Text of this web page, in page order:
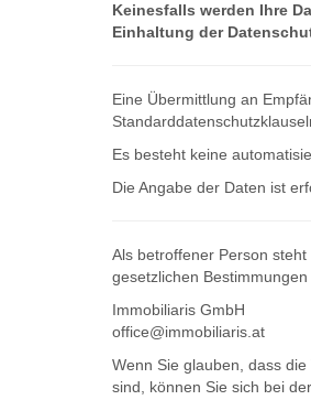
Keinesfalls werden Ihre
Einhaltung der
Eine Übermittlung an
Es besteht keine
Die Angabe der Daten ist
Als betroffener Person
gesetzlichen
Immobiliaris GmbH
office@immobiliaris.at
Wenn Sie glauben, dass
sind, können Sie sich bei